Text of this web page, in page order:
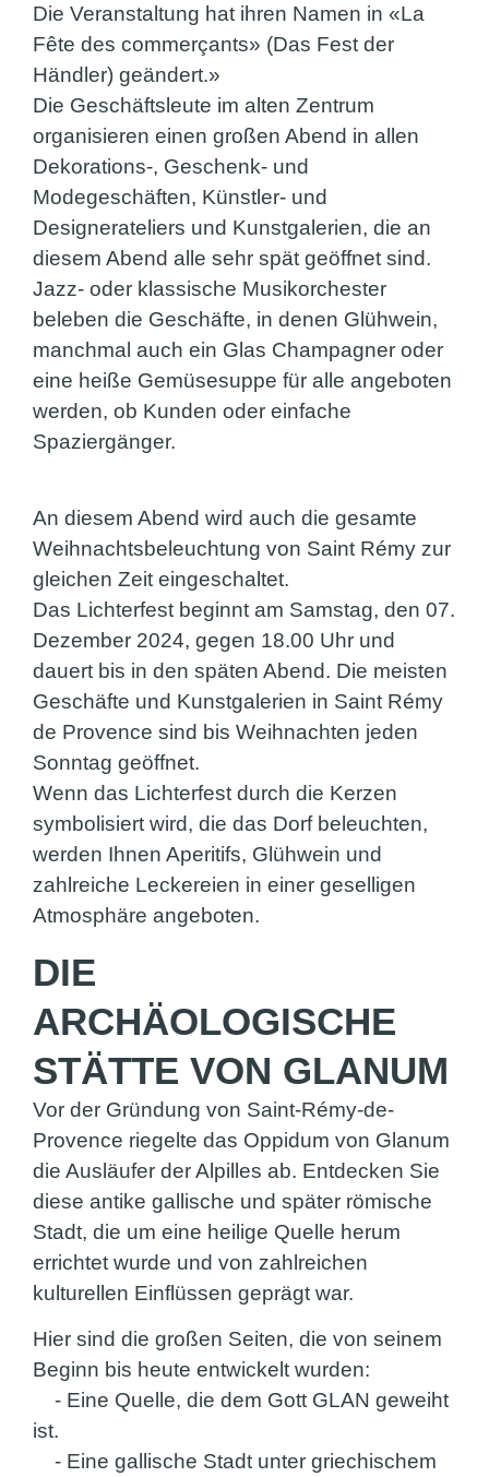
Die Veranstaltung hat ihren Namen in «La
Fête des commerçants» (Das Fest der
Händler) geändert.»
Die Geschäftsleute im alten Zentrum
organisieren einen großen Abend in allen
Dekorations-, Geschenk- und
Modegeschäften, Künstler- und
Designerateliers und Kunstgalerien, die an
diesem Abend alle sehr spät geöffnet sind.
Jazz- oder klassische Musikorchester
beleben die Geschäfte, in denen Glühwein,
manchmal auch ein Glas Champagner oder
eine heiße Gemüsesuppe für alle angeboten
werden, ob Kunden oder einfache
Spaziergänger.
An diesem Abend wird auch die gesamte
Weihnachtsbeleuchtung von Saint Rémy zur
gleichen Zeit eingeschaltet.
Das Lichterfest beginnt am Samstag, den 07.
Dezember 2024, gegen 18.00 Uhr und
dauert bis in den späten Abend. Die meisten
Geschäfte und Kunstgalerien in Saint Rémy
de Provence sind bis Weihnachten jeden
Sonntag geöffnet.
Wenn das Lichterfest durch die Kerzen
symbolisiert wird, die das Dorf beleuchten,
werden Ihnen Aperitifs, Glühwein und
zahlreiche Leckereien in einer geselligen
Atmosphäre angeboten.
DIE
ARCHÄOLOGISCHE
STÄTTE VON GLANUM
Vor der Gründung von Saint-Rémy-de-
Provence riegelte das Oppidum von Glanum
die Ausläufer der Alpilles ab. Entdecken Sie
diese antike gallische und später römische
Stadt, die um eine heilige Quelle herum
errichtet wurde und von zahlreichen
kulturellen Einflüssen geprägt war.
Hier sind die großen Seiten, die von seinem
Beginn bis heute entwickelt wurden:
- Eine Quelle, die dem Gott GLAN geweiht
ist.
- Eine gallische Stadt unter griechischem